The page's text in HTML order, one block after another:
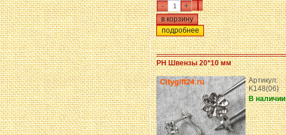
- +
подробнее
PH Швензы 20*10 мм
Артикул:
K148(06)
В наличии